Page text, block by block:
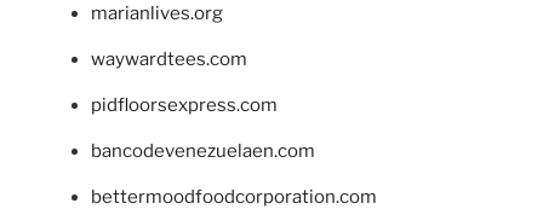
marianlives.org
waywardtees.com
pidfloorsexpress.com
bancodevenezuelaen.com
bettermoodfoodcorporation.com